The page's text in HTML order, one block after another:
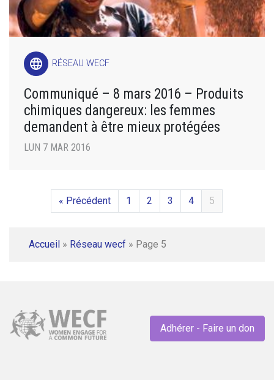
language RÉSEAU WECF
Communiqué – 8 mars 2016 – Produits
chimiques dangereux: les femmes
demandent à être mieux protégées
LUN 7 MAR 2016
« Précédent 1 2 3 4 5
Accueil » Réseau wecf » Page 5
Adhérer - Faire un don